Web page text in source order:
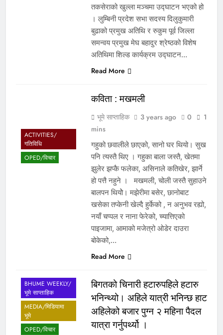
तकसेराको खुल्ला मञ्चमा उद्घाटन भएको हो
। लुम्बिनी प्रदेश सभा सदस्य दिलुकुमारी
बुढाको प्रमुख अतिथि र रुकुम पूर्व जिल्ला
समन्वय प्रमुख मेघ बहादुर श्रेष्ठको विशेष
अतिथिमा शिल्ड कार्यक्रम उद्घाटन…
Read More
ACTIVITIES/
गतिविधि
OPED/विचार
कविता : मखमली
भूमे साप्ताहिक 3 years ago 0
1
mins
गहुको छवालीले छाएको, सानो घर थियो। सुख
पनि त्यस्तै थिए । गहुका बाला जस्तै, खेतमा
झुलेर झप्कै फलेका, असिनाले कतिखेर, झार्ने
हो पत्तै नहुने । मखमली, चोली जस्तै सुहाउने
बालपन थियोे। मझेरीमा बसेर, छानोबाट
खसेका तप्केनी खेल्दै हुर्केको , न अनुभव रह्यो,
नयाँ चप्पल र नाना फेरेको, च्यात्तिएको
पाइजामा, आमाको मजेत्रो ओडेर दाउरा
बोकेको,…
Read More
BHUME WEEKLY/
भूमे साप्ताहिक
MEDIA/मिडियामा
भूमे
OPED/विचार
बिगतको चिनारी हटारुपहिले हटारु
भनिन्थ्यो। अहिले यात्री भनिन्छ हाट
अहिलेको बजार पुग्न २ महिना पैदल
यात्रा गर्नुपर्थ्यो ।